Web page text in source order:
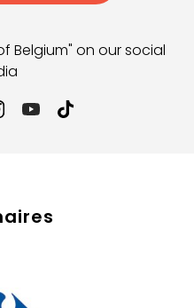
Belgium" on our social